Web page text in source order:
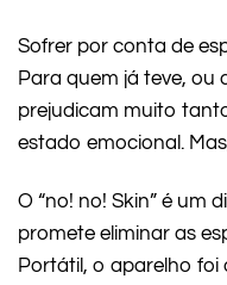
Sofrer por conta de
Para quem já teve, ou
prejudicam muito
estado emocional.
O “no! no! Skin” é um
promete eliminar as
Portátil, o aparelho foi